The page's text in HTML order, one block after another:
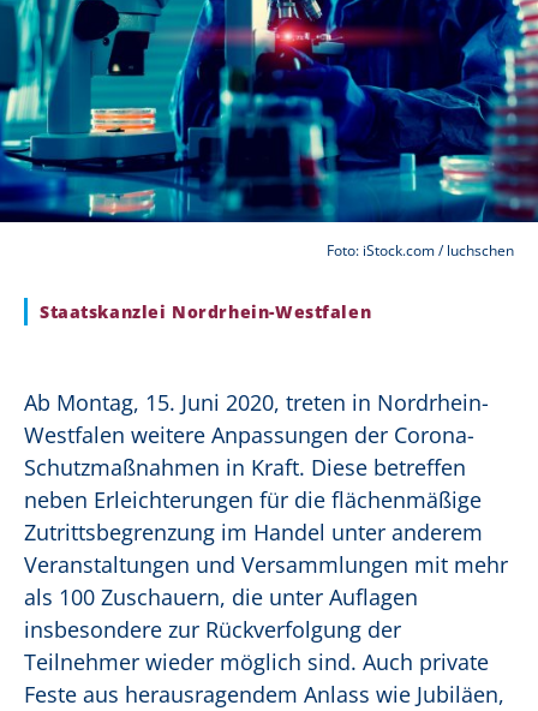
Foto: iStock.com / luchschen
Staatskanzlei Nordrhein-Westfalen
Ab Montag, 15. Juni 2020, treten in Nordrhein-
Westfalen weitere Anpassungen der Corona-
Schutzmaßnahmen in Kraft. Diese betreffen
neben Erleichterungen für die flächenmäßige
Zutrittsbegrenzung im Handel unter anderem
Veranstaltungen und Versammlungen mit mehr
als 100 Zuschauern, die unter Auflagen
insbesondere zur Rückverfolgung der
Teilnehmer wieder möglich sind. Auch private
Feste aus herausragendem Anlass wie Jubiläen,